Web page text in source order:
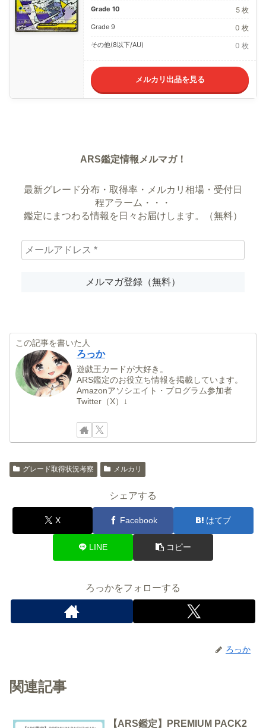
Grade 10 5 枚
Grade 9 0 枚
その他(8以下/AU) 0 枚
メルカリ出品を見る
ARS鑑定情報メルマガ！
最新グレード分布・取得率・メルカリ相場・受付日
程アラーム・・・
鑑定にまつわる情報を日々お届けします。（無料）
この記事を書いた人
ろっか
遊戯王カードが大好き。
ARS鑑定のお役立ち情報を掲載しています。
Amazonアソシエイト・プログラム参加者
Twitter（X）↓
グレード取得状況考察 メルカリ
シェアする
X Facebook はてブ
LINE コピー
ろっかをフォローする
ろっか
関連記事
【ARS鑑定】PREMIUM PACK2